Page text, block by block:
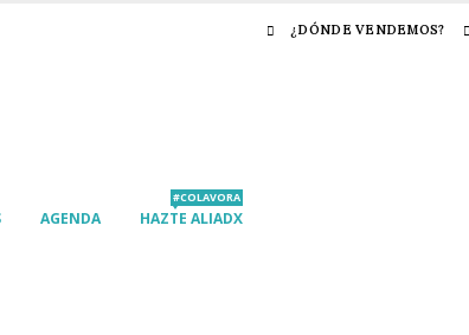
¿DÓNDE VENDEMOS?
AGENDA HAZTE ALIADX
#COLAVORA